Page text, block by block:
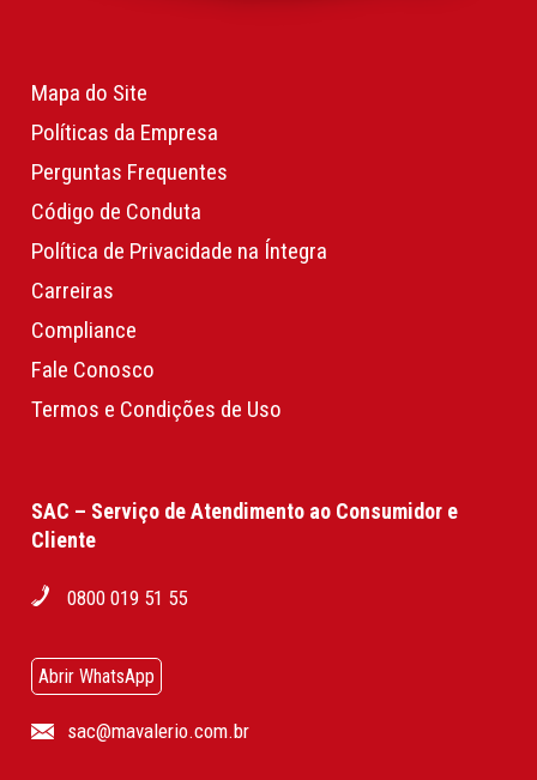
Mapa do Site
Políticas da Empresa
Perguntas Frequentes
Código de Conduta
Política de Privacidade na Íntegra
Carreiras
Compliance
Fale Conosco
Termos e Condições de Uso
SAC – Serviço de Atendimento ao Consumidor e
Cliente
0800 019 51 55
Abrir WhatsApp
sac@mavalerio.com.br